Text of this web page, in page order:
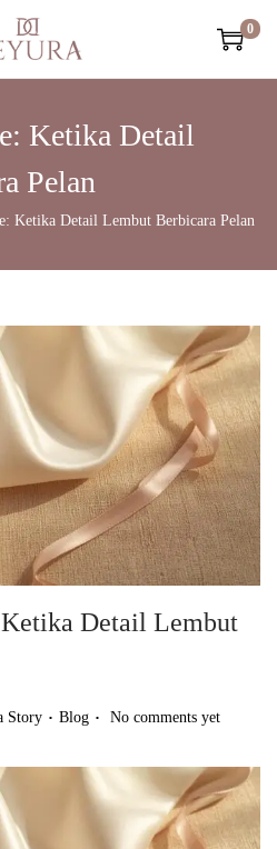
0
Ketika Detail
Pelan
Ketika Detail Lembut Berbicara Pelan
Detail Lembut
Story . Posted in
Blog . No comments yet